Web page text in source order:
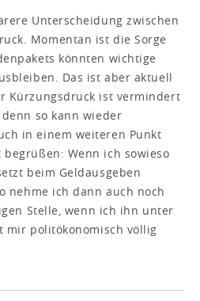
Unterscheidung zwischen
Momentan ist die Sorge
könnten wichtige
Das ist aber aktuell
Kürzungsdruck ist vermindert
so kann wieder
in einem weiteren Punkt
Wenn ich sowieso
beim Geldausgeben
nehme ich dann auch noch
Stelle, wenn ich ihn unter
mir politökonomisch völlig